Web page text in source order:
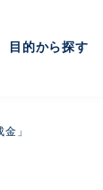
目的から探す
」